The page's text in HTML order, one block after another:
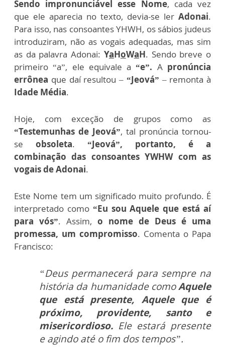
Sendo impronunciável esse Nome, cada vez
que ele aparecia no texto, devia-se ler Adonai.
Para isso, nas consoantes YHWH, os sábios judeus
introduziram, não as vogais adequadas, mas sim
as da palavra Adonai: YaHoWaH. Sendo breve o
primeiro “a”, ele equivale a“e”. A pronúncia
errônea que daí resultou – “Jeová” – remonta à
Idade Média.
Hoje, com exceção de grupos como as
“Testemunhas de Jeová”, tal pronúncia tornou-
se obsoleta. “Jeová”, portanto, é a
combinação das consoantes YWHW com as
vogais de Adonai.
Este Nome tem um significado muito profundo. É
interpretado como “Eu sou Aquele que está aí
para vós”. Assim, o nome de Deus é uma
promessa, um compromisso. Comenta o Papa
Francisco:
“Deus permanecerá para sempre na
história da humanidade comoAquele
que está presente, Aquele que é
próximo, providente, santo e
misericordioso. Ele estará presente
e agindo até o fim dos tempos”.